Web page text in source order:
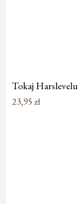
Tokaj Harslevelu
23,95 zł